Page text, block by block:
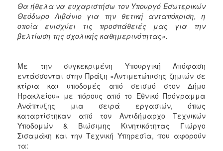
Θα ήθελα να ευχαριστήσω τον Υπουργό Εσωτερικών
Θεόδωρο Λιβάνιο για την θετική ανταπόκριση, η
οποία ενισχύει τις προσπάθειές μας για την
βελτίωση της σχολικής καθημερινότητας».
Με την συγκεκριμένη Υπουργική Απόφαση
εντάσσονται στην Πράξη «Αντιμετώπισης ζημιών σε
κτίρια και υποδομές από σεισμό στον Δήμο
Ηρακλείου» με πόρους από το Εθνικό Πρόγραμμα
Ανάπτυξης μια σειρά εργασιών, όπως
καταρτίστηκαν από τον Αντιδήμαρχο Τεχνικών
Υποδομών & Βιώσιμης Κινητικότητας Γιώργο
Σισαμάκη και την Τεχνική Υπηρεσία, που αφορούν
τα: